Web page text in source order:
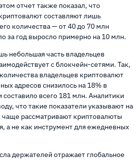
отчет также показал, что
составляют лишь
количества — от 40 до 70 млн
за год выросло примерно на 10 млн.
небольшая часть владельцев
с блокчейн-сетями. Так,
владельцев криптовалют
адресов снизилось на 18% в
составило всего 181 млн. Аналитики
что такие показатели указывают на
чаще рассматривают криптовалюты
а не как инструмент для ежедневных
держателей отражает глобальное